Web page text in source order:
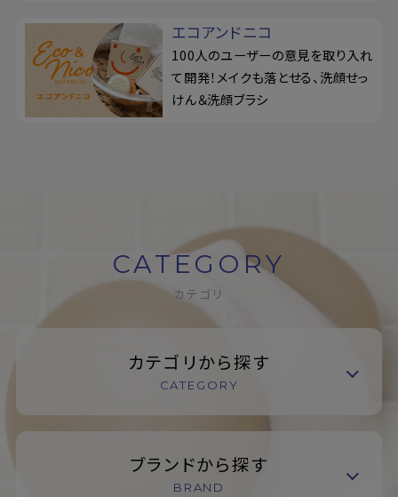
エコアンドニコ
100人のユーザーの意見を取り入れ
て開発！メイクも落とせる、洗顔せっ
けん＆洗顔ブラシ
CATEGORY
カテゴリ
カテゴリから探す
CATEGORY
ブランドから探す
BRAND